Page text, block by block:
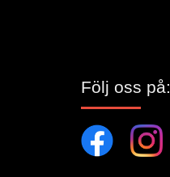
Följ oss på: